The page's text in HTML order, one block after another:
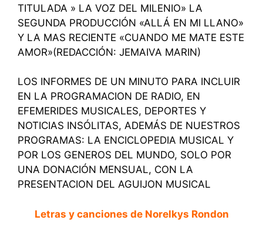
TITULADA » LA VOZ DEL MILENIO» LA
SEGUNDA PRODUCCIÓN «ALLÁ EN MI LLANO»
Y LA MAS RECIENTE «CUANDO ME MATE ESTE
AMOR»(REDACCIÓN: JEMAIVA MARIN)
LOS INFORMES DE UN MINUTO PARA INCLUIR
EN LA PROGRAMACION DE RADIO, EN
EFEMERIDES MUSICALES, DEPORTES Y
NOTICIAS INSÓLITAS, ADEMÁS DE NUESTROS
PROGRAMAS: LA ENCICLOPEDIA MUSICAL Y
POR LOS GENEROS DEL MUNDO, SOLO POR
UNA DONACIÓN MENSUAL, CON LA
PRESENTACION DEL AGUIJON MUSICAL
Letras y canciones de Norelkys Rondon